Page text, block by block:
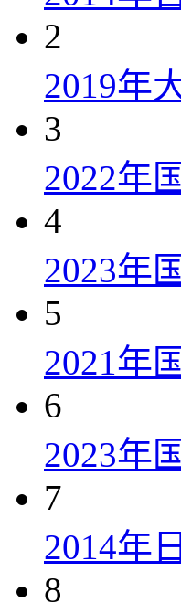
2
2019年
3
2022年
4
2023年
5
2021年
6
2023年
7
2014年
8